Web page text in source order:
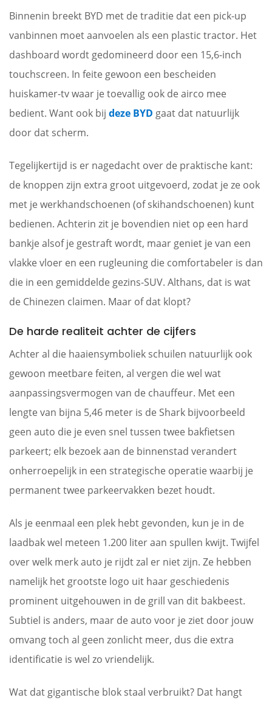
Binnenin breekt BYD met de traditie dat een pick-up
vanbinnen moet aanvoelen als een plastic tractor. Het
dashboard wordt gedomineerd door een 15,6-inch
touchscreen. In feite gewoon een bescheiden
huiskamer-tv waar je toevallig ook de airco mee
bedient. Want ook bij deze BYD gaat dat natuurlijk
door dat scherm.
Tegelijkertijd is er nagedacht over de praktische kant:
de knoppen zijn extra groot uitgevoerd, zodat je ze ook
met je werkhandschoenen (of skihandschoenen) kunt
bedienen. Achterin zit je bovendien niet op een hard
bankje alsof je gestraft wordt, maar geniet je van een
vlakke vloer en een rugleuning die comfortabeler is dan
die in een gemiddelde gezins-SUV. Althans, dat is wat
de Chinezen claimen. Maar of dat klopt?
De harde realiteit achter de cijfers
Achter al die haaiensymboliek schuilen natuurlijk ook
gewoon meetbare feiten, al vergen die wel wat
aanpassingsvermogen van de chauffeur. Met een
lengte van bijna 5,46 meter is de Shark bijvoorbeeld
geen auto die je even snel tussen twee bakfietsen
parkeert; elk bezoek aan de binnenstad verandert
onherroepelijk in een strategische operatie waarbij je
permanent twee parkeervakken bezet houdt.
Als je eenmaal een plek hebt gevonden, kun je in de
laadbak wel meteen 1.200 liter aan spullen kwijt. Twijfel
over welk merk auto je rijdt zal er niet zijn. Ze hebben
namelijk het grootste logo uit haar geschiedenis
prominent uitgehouwen in de grill van dit bakbeest.
Subtiel is anders, maar de auto voor je ziet door jouw
omvang toch al geen zonlicht meer, dus die extra
identificatie is wel zo vriendelijk.
Wat dat gigantische blok staal verbruikt? Dat hangt